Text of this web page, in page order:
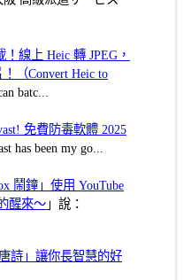
！線上 Heic 轉 JPEG，
（Convert Heic to
batc...
免費防毒軟體 2025
has been my go...
鬧鐘」使用 YouTube
醒來～ 」說：
詩」讓你長智慧的好